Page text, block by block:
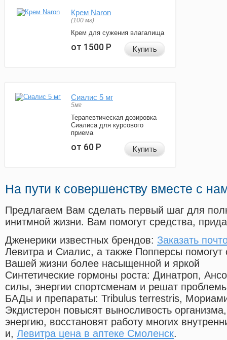
Крем Naron
(100 мг)
Крем для сужения влагалища
от 1500Р Купить
Сиалис 5 мг
5мг
Терапевтическая дозировка
Сиалиса для курсового
приема
от 60Р Купить
На пути к совершенству вместе с
Предлагаем Вам сделать первый шаг для
инитмной жизни. Вам помогут средства,
Дженерики известных брендов: Заказать
Левитра и Сиалис, а также Попперсы помогут
Вашей жизни более насыщенной и яркой
Синтетические гормоны роста: Динатроп,
силы, энергии спортсменам и решат
БАДы и препараты: Tribulus terrestris,
Экдистерон повысят выносливость
энергию, восстановят работу многих
и, Левитра цена в аптеке Смоленск.